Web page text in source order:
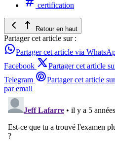
certification
Retour en haut
Partager cet article sur :
Partager cet article via
Facebook
Partager cet article
Telegram
Partager cet article
par email